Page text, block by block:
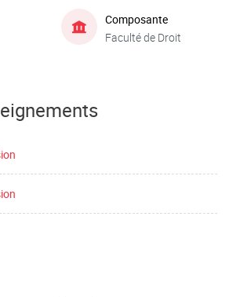
Composante
Faculté de Droit